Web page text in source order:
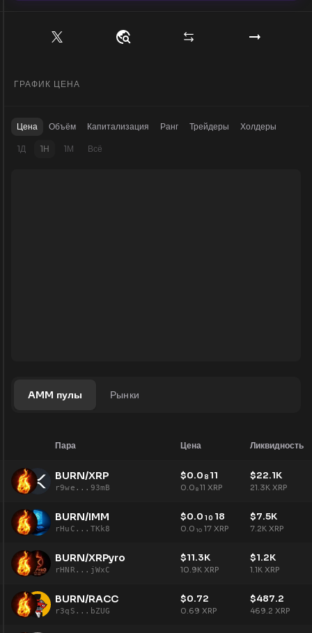
ГРАФИК ЦЕНА
Цена Объём Капитализация Ранг Трейдеры Холдеры
1Д 1Н 1М Всё
AMM пулы Рынки
Пара Цена Ликвидность
BURN/XRP
r9we...93mB
$0.08 11
0.0 8 11 XRP
$22.1K
21.3K XRP
BURN/IMM
rHuC...TKk8
$0.0 10 18
0.0 10 17 XRP
$7.5K
7.2K XRP
BURN/XRPyro
rHNR...jWxC
$11.3K
10.9K XRP
$1.2K
1.1K XRP
BURN/RACC
r3qS...bZUG
$0.72
0.69 XRP
$487.2
469.2 XRP